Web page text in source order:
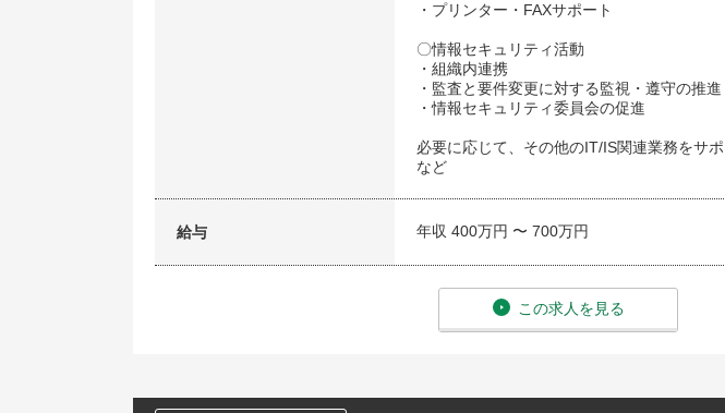
・プリンター・FAXサポート
〇情報セキュリティ活動
・組織内連携
・監査と要件変更に対する監視・遵守の推進
・情報セキュリティ委員会の促進
必要に応じて、その他のIT/IS関連業務をサポ
など
給与 年収 400万円 〜 700万円
この求人を見る